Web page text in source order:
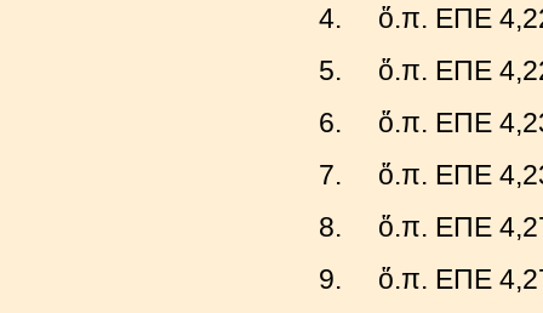
4. ὅ.π. ΕΠΕ
5. ὅ.π. ΕΠΕ
6. ὅ.π. ΕΠΕ
7. ὅ.π. ΕΠΕ
8. ὅ.π. ΕΠΕ
9. ὅ.π. ΕΠΕ